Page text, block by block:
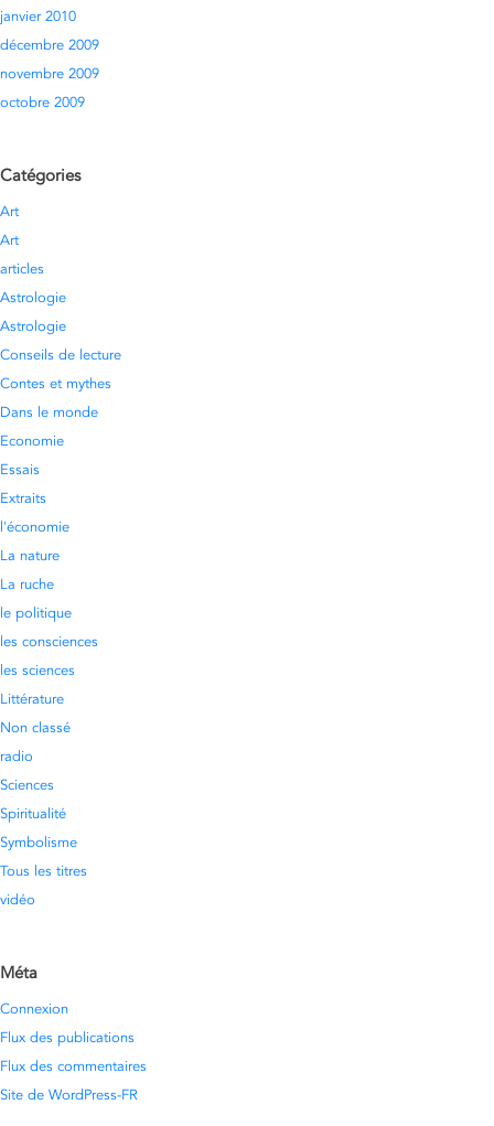
janvier 2010
décembre 2009
novembre 2009
octobre 2009
Catégories
Art
Art
articles
Astrologie
Astrologie
Conseils de lecture
Contes et mythes
Dans le monde
Economie
Essais
Extraits
l'économie
La nature
La ruche
le politique
les consciences
les sciences
Littérature
Non classé
radio
Sciences
Spiritualité
Symbolisme
Tous les titres
vidéo
Méta
Connexion
Flux des publications
Flux des commentaires
Site de WordPress-FR